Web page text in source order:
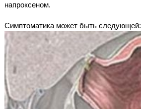
напроксеном.
Симптоматика может быть следующей: